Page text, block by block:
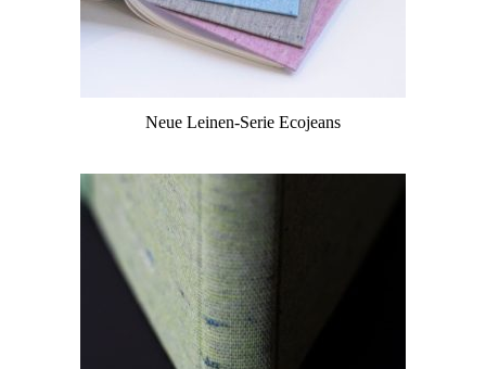
Neue Leinen-Serie Ecojeans